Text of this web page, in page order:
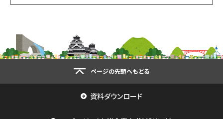
資料ダウンロード
ページの先頭へもどる